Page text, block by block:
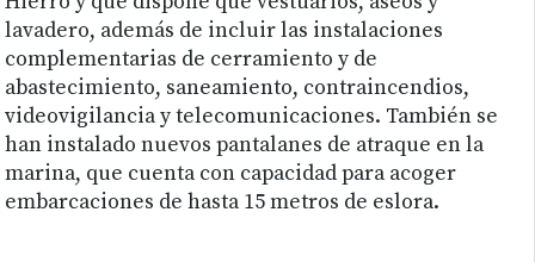
lavadero, además de incluir las instalaciones
complementarias de cerramiento y de
abastecimiento, saneamiento, contraincendios,
videovigilancia y telecomunicaciones. También se
han instalado nuevos pantalanes de atraque en la
marina, que cuenta con capacidad para acoger
embarcaciones de hasta 15 metros de eslora.